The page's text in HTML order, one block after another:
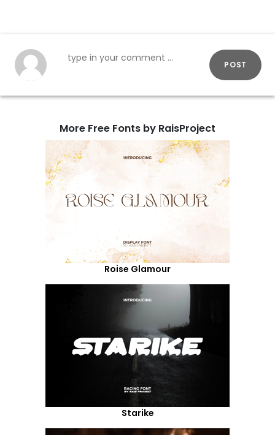
POST
More Free Fonts by RaisProject
Roise Glamour
Starike